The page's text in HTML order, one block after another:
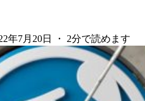
年7月20日 ・ 2分で読めます